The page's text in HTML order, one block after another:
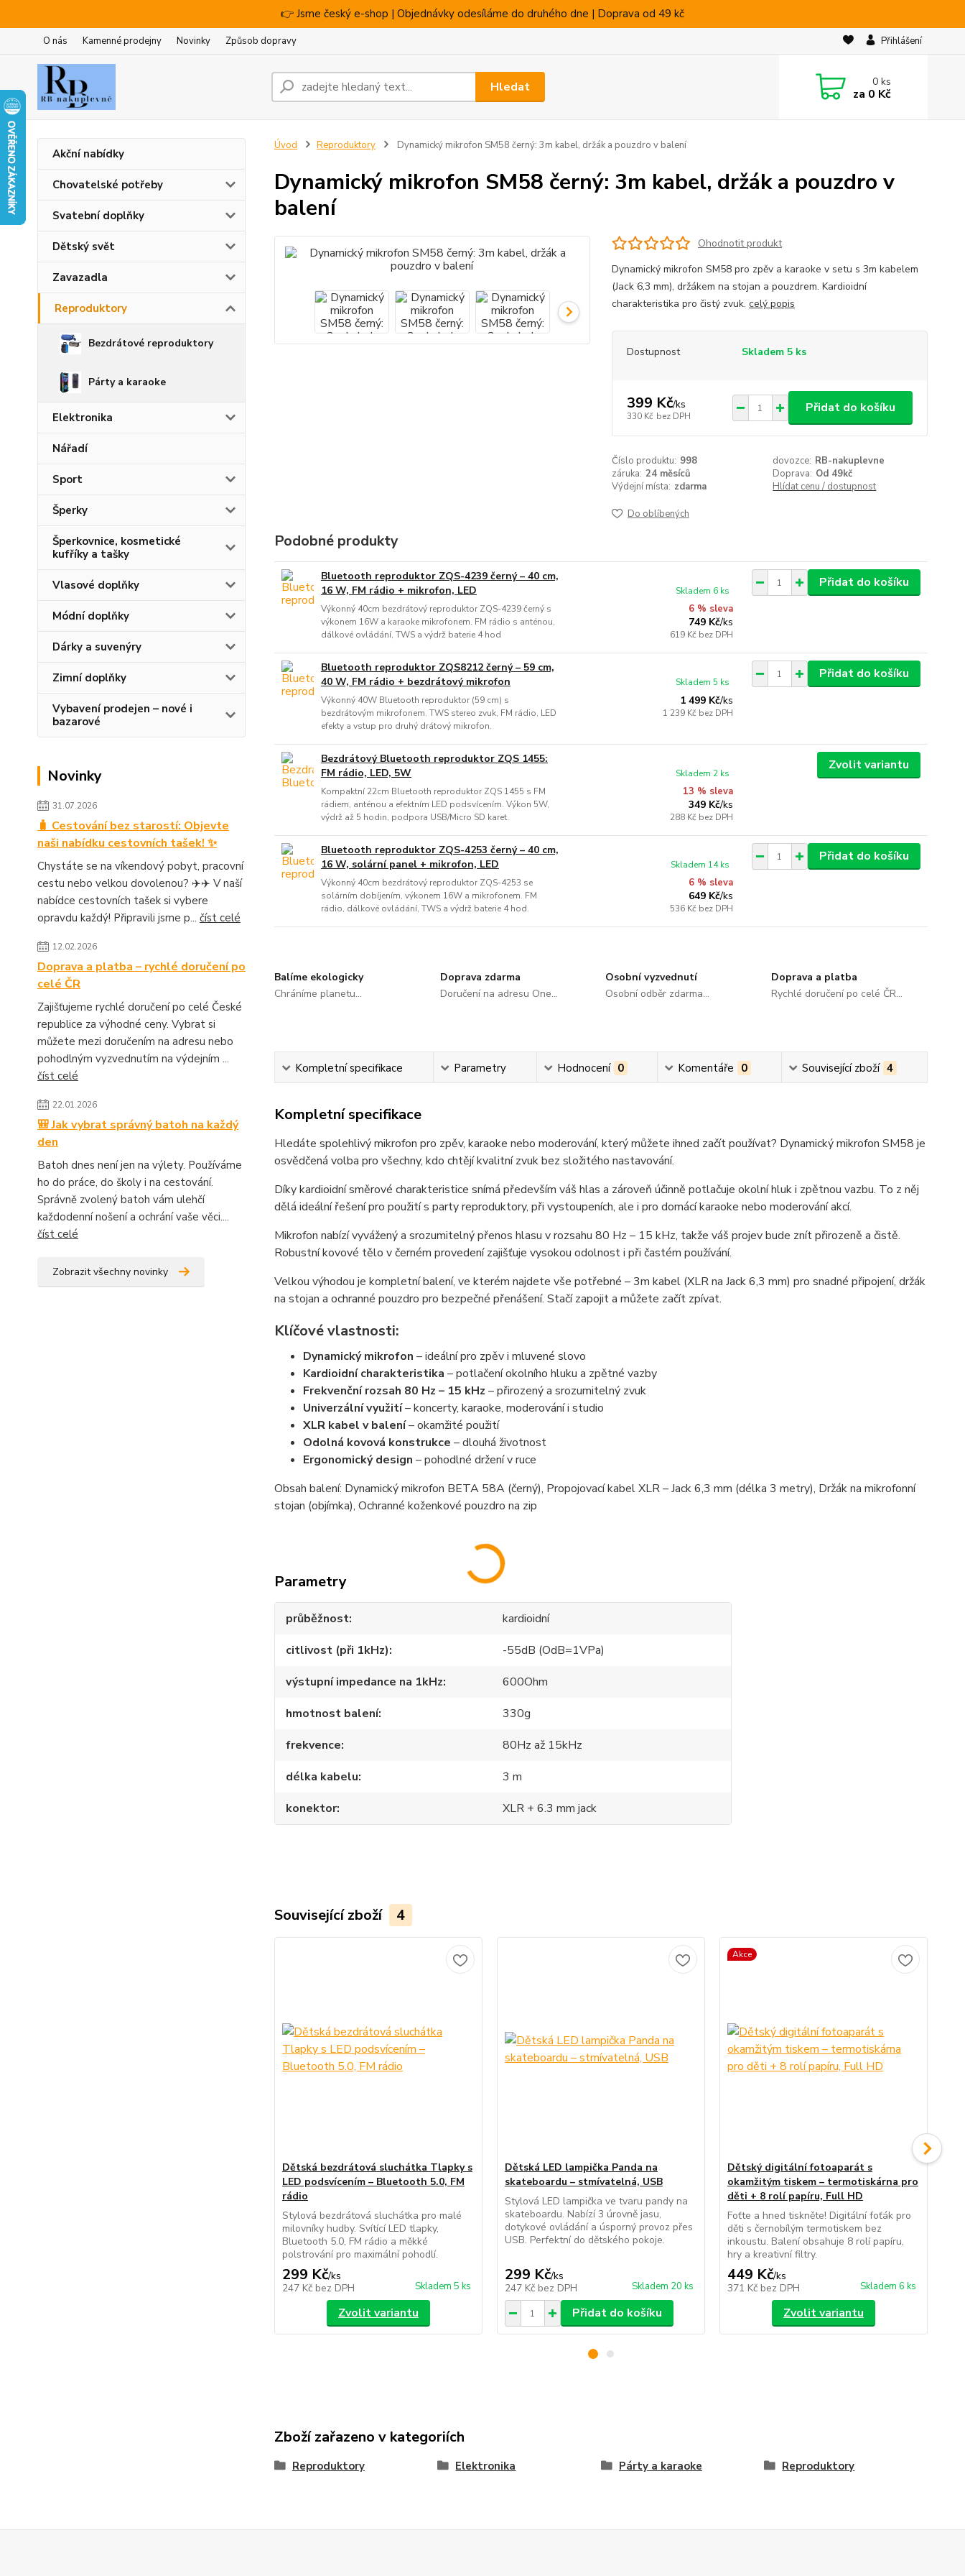
👉 Jsme český e-shop | Objednávky odesíláme do druhého dne | Doprava od 49 kč
O nás Kamenné prodejny Novinky Způsob dopravy Přihlášení
Hledat 0ks
za 0 Kč
Akční nabídky
Chovatelské potřeby
Svatební doplňky
Dětský svět
Zavazadla
Reproduktory
Bezdrátové reproduktory
Párty a karaoke
Elektronika
Nářadí
Sport
Šperky
Šperkovnice, kosmetické
kufříky a tašky
Vlasové doplňky
Módní doplňky
Dárky a suvenýry
Zimní doplňky
Vybavení prodejen – nové i
bazarové
Novinky
31.07.2026
🧳 Cestování bez starostí: Objevte
naši nabídku cestovních tašek! ✨
Chystáte se na víkendový pobyt, pracovní
cestu nebo velkou dovolenou? ✈️✈️ V naší
nabídce cestovních tašek si vybere
opravdu každý! Připravili jsme p... číst celé
12.02.2026
Doprava a platba – rychlé doručení po
celé ČR
Zajišťujeme rychlé doručení po celé České
republice za výhodné ceny. Vybrat si
můžete mezi doručením na adresu nebo
pohodlným vyzvednutím na výdejním ...
číst celé
22.01.2026
🎒 Jak vybrat správný batoh na každý
den
Batoh dnes není jen na výlety. Používáme
ho do práce, do školy i na cestování.
Správně zvolený batoh vám ulehčí
každodenní nošení a ochrání vaše věci....
číst celé
Zobrazit všechny novinky
Úvod Reproduktory Dynamický mikrofon SM58 černý: 3m kabel, držák a pouzdro v balení
Dynamický mikrofon SM58 černý: 3m kabel, držák a pouzdro v
balení
Ohodnotit produkt
Dynamický mikrofon SM58 pro zpěv a karaoke v setu s 3m kabelem
(Jack 6,3 mm), držákem na stojan a pouzdrem. Kardioidní
charakteristika pro čistý zvuk. celý popis
Dostupnost Skladem 5 ks
399 Kč/ks
330 Kč bez DPH
Přidat do košíku
Číslo produktu: 998 dovozce: RB-nakuplevne
záruka: 24 měsíců Doprava: Od 49kč
Výdejní místa: zdarma Hlídat cenu / dostupnost
Do oblíbených
Podobné produkty
Bluetooth reproduktor ZQS-4239 černý – 40 cm,
16 W, FM rádio + mikrofon, LED
Výkonný 40cm bezdrátový reproduktor ZQS-4239 černý s
výkonem 16W a karaoke mikrofonem. FM rádio s anténou,
dálkové ovládání, TWS a výdrž baterie 4 hod
6 % sleva
749 Kč/ks
619 Kč bez DPH
Skladem 6 ks
Přidat do košíku
Bluetooth reproduktor ZQS8212 černý – 59 cm,
40 W, FM rádio + bezdrátový mikrofon
Výkonný 40W Bluetooth reproduktor (59 cm) s
bezdrátovým mikrofonem. TWS stereo zvuk, FM rádio, LED
efekty a vstup pro druhý drátový mikrofon.
1 499 Kč/ks
1 239 Kč bez DPH
Skladem 5 ks
Přidat do košíku
Bezdrátový Bluetooth reproduktor ZQS 1455:
FM rádio, LED, 5W
Kompaktní 22cm Bluetooth reproduktor ZQS 1455 s FM
rádiem, anténou a efektním LED podsvícením. Výkon 5W,
výdrž až 5 hodin, podpora USB/Micro SD karet.
13 % sleva
349 Kč/ks
288 Kč bez DPH
Skladem 2 ks
Zvolit variantu
Bluetooth reproduktor ZQS-4253 černý – 40 cm,
16 W, solární panel + mikrofon, LED
Výkonný 40cm bezdrátový reproduktor ZQS-4253 se
solárním dobíjením, výkonem 16W a mikrofonem. FM
rádio, dálkové ovládání, TWS a výdrž baterie 4 hod.
6 % sleva
649 Kč/ks
536 Kč bez DPH
Skladem 14 ks
Přidat do košíku
Balíme ekologicky
Chráníme planetu...
Doprava zdarma
Doručení na adresu One...
Osobní vyzvednutí
Osobní odběr zdarma...
Doprava a platba
Rychlé doručení po celé ČR...
Kompletní specifikace Parametry Hodnocení 0 Komentáře 0 Související zboží 4
Kompletní specifikace
Hledáte spolehlivý mikrofon pro zpěv, karaoke nebo moderování, který můžete ihned začít používat? Dynamický mikrofon SM58 je
osvědčená volba pro všechny, kdo chtějí kvalitní zvuk bez složitého nastavování.
Díky kardioidní směrové charakteristice snímá především váš hlas a zároveň účinně potlačuje okolní hluk i zpětnou vazbu. To z něj
dělá ideální řešení pro použití s party reproduktory, při vystoupeních, ale i pro domácí karaoke nebo moderování akcí.
Mikrofon nabízí vyvážený a srozumitelný přenos hlasu v rozsahu 80 Hz – 15 kHz, takže váš projev bude znít přirozeně a čistě.
Robustní kovové tělo v černém provedení zajišťuje vysokou odolnost i při častém používání.
Velkou výhodou je kompletní balení, ve kterém najdete vše potřebné – 3m kabel (XLR na Jack 6,3 mm) pro snadné připojení, držák
na stojan a ochranné pouzdro pro bezpečné přenášení. Stačí zapojit a můžete začít zpívat.
Klíčové vlastnosti:
Dynamický mikrofon – ideální pro zpěv i mluvené slovo
Kardioidní charakteristika – potlačení okolního hluku a zpětné vazby
Frekvenční rozsah 80 Hz – 15 kHz – přirozený a srozumitelný zvuk
Univerzální využití– koncerty, karaoke, moderování i studio
XLR kabel v balení– okamžité použití
Odolná kovová konstrukce – dlouhá životnost
Ergonomický design – pohodlné držení v ruce
Obsah balení: Dynamický mikrofon BETA 58A (černý), Propojovací kabel XLR – Jack 6,3 mm (délka 3 metry), Držák na mikrofonní
stojan (objímka), Ochranné koženkové pouzdro na zip
Parametry
průběžnost
kardioidní
citlivost (při 1kHz)
-55dB (OdB=1VPa)
výstupní impedance na 1kHz
600Ohm
hmotnost balení
330g
frekvence
80Hz až 15kHz
délka kabelu
3 m
konektor
XLR + 6.3 mm jack
Související zboží 4
Dětská bezdrátová sluchátka Tlapky s
LED podsvícením – Bluetooth 5.0, FM
rádio
Stylová bezdrátová sluchátka pro malé
milovníky hudby. Svítící LED tlapky,
Bluetooth 5.0, FM rádio a měkké
polstrování pro maximální pohodlí.
299 Kč/ks
247 Kč bez DPH Skladem 5 ks
Zvolit variantu
Dětská LED lampička Panda na
skateboardu – stmívatelná, USB
Stylová LED lampička ve tvaru pandy na
skateboardu. Nabízí 3 úrovně jasu,
dotykové ovládání a úsporný provoz přes
USB. Perfektní do dětského pokoje.
299 Kč/ks
247 Kč bez DPH Skladem 20 ks
Přidat do košíku
Akce
Dětský digitální fotoaparát s
okamžitým tiskem – termotiskárna pro
děti + 8 rolí papíru, Full HD
Foťte a hned tiskněte! Digitální foťák pro
děti s černobílým termotiskem bez
inkoustu. Balení obsahuje 8 rolí papíru,
hry a kreativní filtry.
449 Kč/ks
371 Kč bez DPH Skladem 6 ks
Zvolit variantu
Zboží zařazeno v kategoriích
Reproduktory Elektronika Párty a karaoke Reproduktory